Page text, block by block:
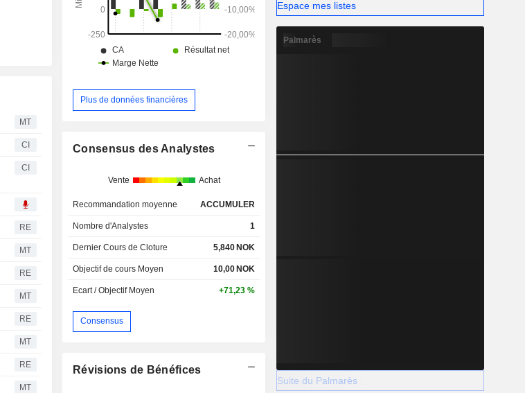
MT
CI
CI
RE
MT
RE
MT
RE
MT
RE
MT
Plus de données financières
Consensus des Analystes
Vente Achat
Recommandation moyenne ACCUMULER
Nombre d'Analystes 1
Dernier Cours de Cloture 5,840NOK
Objectif de cours Moyen 10,00NOK
Ecart / Objectif Moyen +71,23 %
Consensus
Révisions de Bénéfices
Espace mes listes
Palmarès
Suite du Palmarès